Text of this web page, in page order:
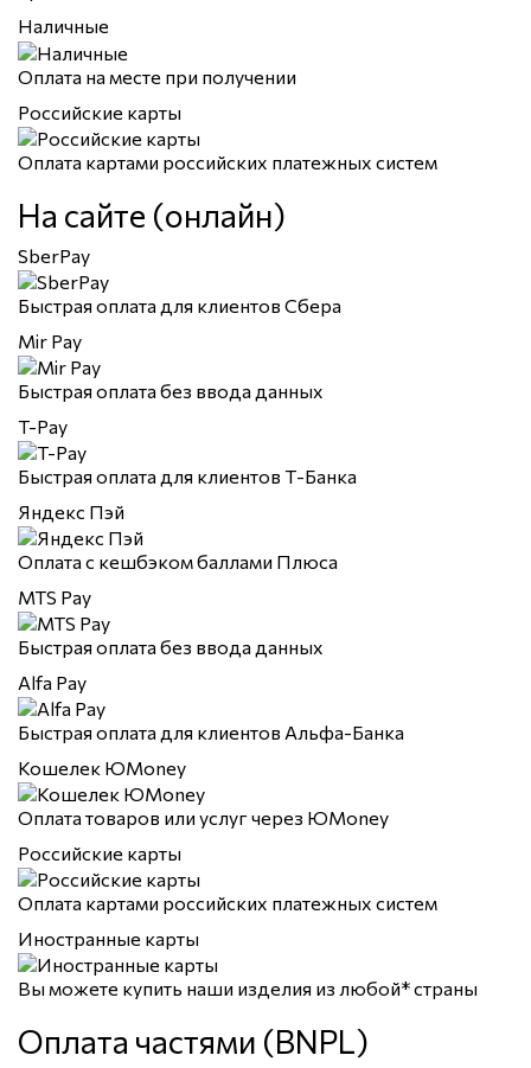
Наличные
Оплата на месте при получении
Российские карты
Оплата картами российских платежных систем
На сайте (онлайн)
SberPay
Быстрая оплата для клиентов Сбера
Mir Pay
Быстрая оплата без ввода данных
T-Pay
Быстрая оплата для клиентов Т-Банка
Яндекс Пэй
Оплата с кешбэком баллами Плюса
MTS Pay
Быстрая оплата без ввода данных
Alfa Pay
Быстрая оплата для клиентов Альфа-Банка
Кошелек ЮMoney
Оплата товаров или услуг через ЮMoney
Российские карты
Оплата картами российских платежных систем
Иностранные карты
Вы можете купить наши изделия из любой* страны
Оплата частями (BNPL)